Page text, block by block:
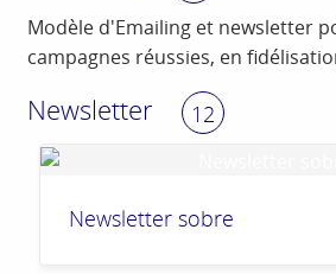
Modèle d'Emailing et newsletter
campagnes réussies, en
Newsletter 12
Newsletter sobre